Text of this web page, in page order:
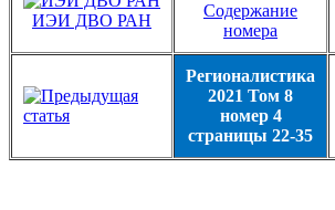
ИЭИ ДВО РАН
Содержание
номера
Регионалистика
2021 Том 8
номер 4
страницы 22-35